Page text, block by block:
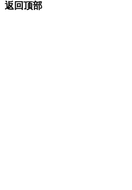
返回顶部